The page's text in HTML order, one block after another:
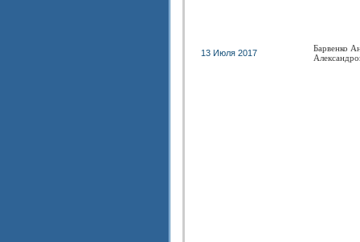
13 Июля 2017
Барвенко